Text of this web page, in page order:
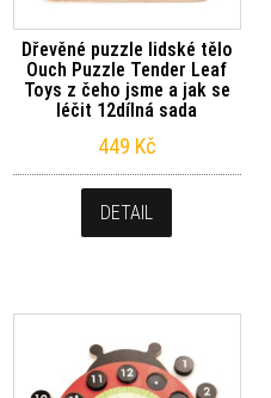
Dřevěné puzzle lidské tělo
Ouch Puzzle Tender Leaf
Toys z čeho jsme a jak se
léčit 12dílná sada
449 Kč
DETAIL